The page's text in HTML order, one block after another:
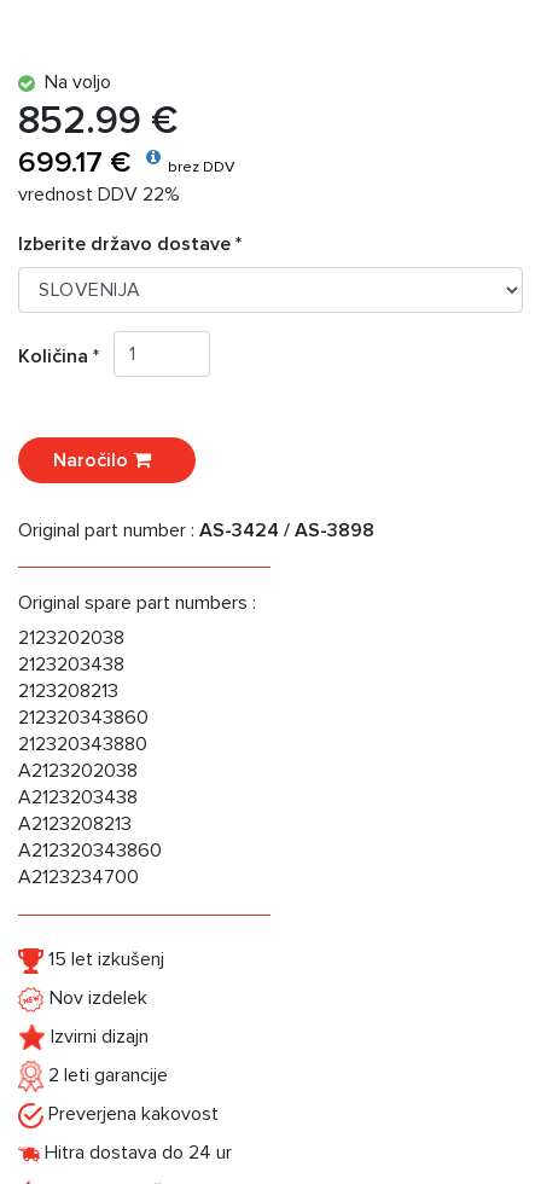
Na voljo
852.99 €
699.17 € brez DDV
vrednost DDV 22%
Izberite državo dostave *
Količina *
Naročilo
Original part number : AS-3424 / AS-3898
Original spare part numbers :
2123202038
2123203438
2123208213
212320343860
212320343880
A2123202038
A2123203438
A2123208213
A212320343860
A2123234700
15 let izkušenj
Nov izdelek
Izvirni dizajn
2 leti garancije
Preverjena kakovost
Hitra dostava do 24 ur